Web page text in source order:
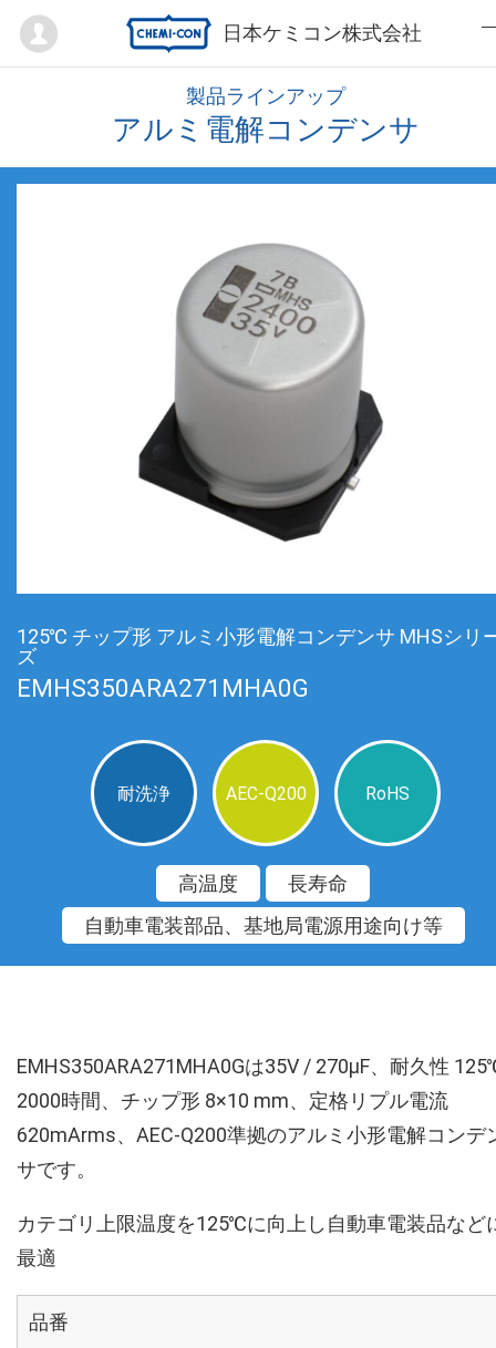
日本ケミコン株式会社
Mypage
製品ラインアップ
アルミ電解コンデンサ
125℃ チップ形 アルミ小形電解コンデンサ MHSシリ
ズ
EMHS350ARA271MHA0G
耐洗浄 AEC-Q200 RoHS
高温度
長寿命
自動車電装部品、基地局電源用途向け等
EMHS350ARA271MHA0Gは35V / 270µF、耐久性
2000時間、チップ形 8×10 mm、定格リプル電流
620mArms、AEC-Q200準拠のアルミ小形電解コンデ
サです。
カテゴリ上限温度を125℃に向上し自動車電装品など
最適
品番